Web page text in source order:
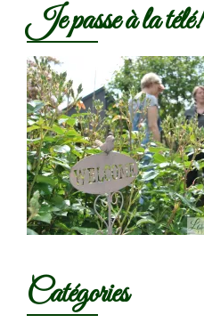
Je passe à la télé!
Catégories